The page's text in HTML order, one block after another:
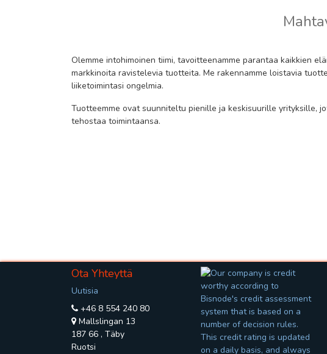
Olemme intohimoinen tiimi, tavoitteenamme parantaa kaikkien
markkinoita ravistelevia tuotteita. Me rakennamme loistavia
liiketoimintasi ongelmia.
Tuotteemme ovat suunniteltu pienille ja keskisuurille yrityksille,
tehostaa toimintaansa.
Ota Yhteyttä
Uutisia
+46 8 554 240 80
Mallslingan 13
187 66 , Täby
Ruotsi